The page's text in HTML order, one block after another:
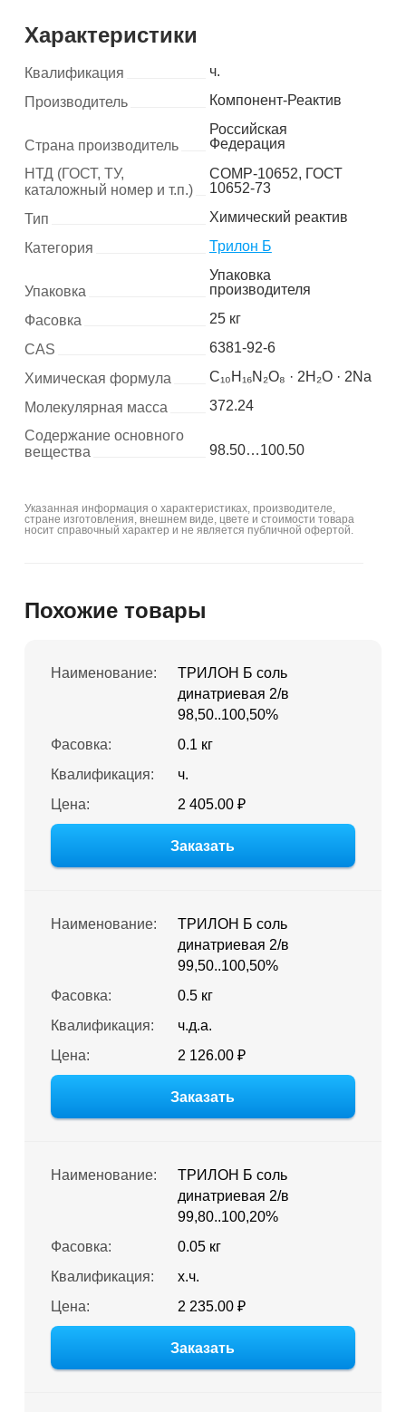
Характеристики
Квалификация
ч.
Производитель
Компонент-Реактив
Страна производитель
Российская
Федерация
НТД (ГОСТ, ТУ,
каталожный номер и т.п.)
COMP-10652, ГОСТ
10652-73
Тип
Химический реактив
Категория
Трилон Б
Упаковка
Упаковка
производителя
Фасовка
25 кг
CAS
6381-92-6
Химическая формула
C₁₀H₁₆N₂O₈ · 2H₂O · 2Na
Молекулярная масса
372.24
Содержание основного
вещества
98.50…100.50
Указанная информация о характеристиках, производителе,
стране изготовления, внешнем виде, цвете и стоимости товара
носит справочный характер и не является публичной офертой.
Похожие товары
Наименование:
ТРИЛОН Б соль
динатриевая 2/в
98,50..100,50%
Фасовка:
0.1 кг
Квалификация:
ч.
Цена:
2 405.00 ₽
Заказать
Наименование:
ТРИЛОН Б соль
динатриевая 2/в
99,50..100,50%
Фасовка:
0.5 кг
Квалификация:
ч.д.а.
Цена:
2 126.00 ₽
Заказать
Наименование:
ТРИЛОН Б соль
динатриевая 2/в
99,80..100,20%
Фасовка:
0.05 кг
Квалификация:
х.ч.
Цена:
2 235.00 ₽
Заказать